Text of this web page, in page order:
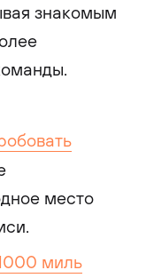
знакомым
место
миль